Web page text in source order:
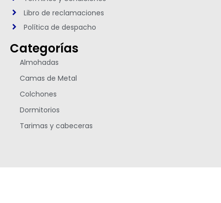
Libro de reclamaciones
Política de despacho
Categorías
Almohadas
Camas de Metal
Colchones
Dormitorios
Tarimas y cabeceras